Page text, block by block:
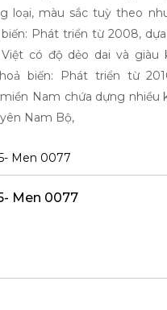
loại, màu sắc tuỳ theo
Phát triển từ 2008,
có độ dẻo dai và giàu
biến: Phát triển từ
Nam chứa dựng nhiều
Nam Bộ,
Men 0077